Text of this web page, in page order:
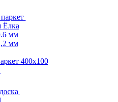
Ёлка
мм
мм
400x100